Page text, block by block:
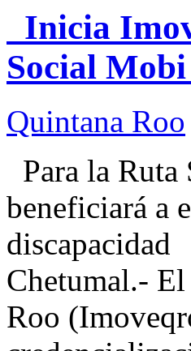
Inicia
Social
Quintana Roo
Para la
beneficiará a
Chetumal.-
Roo